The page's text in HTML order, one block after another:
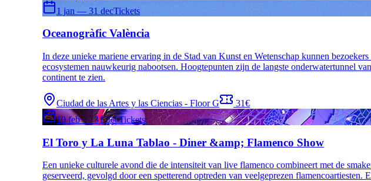
1 jan — 31 decTickets
Oceanogràfic València
In deze unieke mariene ervaring in de Stad van Kunst en Wetenschap kunnen
ecosystemen nauwkeurig nabootsen. Hoogtepunten zijn de langste onderwatertunnel
continent te zien.
Ciudad de las Artes y las Ciencias - Floor G
31€
10 feb — 31 decTickets
El Toro y La Luna Tablao - Diner &amp; Flamenco Show
Een unieke culturele avond die de intensiteit van live flamenco combineert met de
geserveerd, gevolgd door een spetterend optreden van veelgeprezen